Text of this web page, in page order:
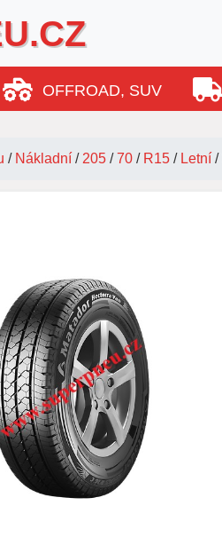
OFFROAD, SUV
/ Nákladní / 205 /70 / R15 / Letní /